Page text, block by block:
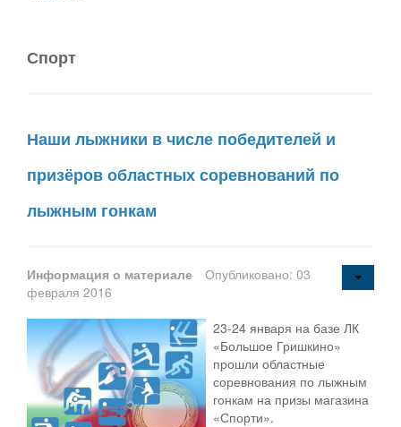
Спорт
Наши лыжники в числе победителей и
призёров областных соревнований по
лыжным гонкам
Информация о материале
Опубликовано: 03
февраля 2016
23-24 января на базе ЛК
«Большое Гришкино»
прошли областные
соревнования по лыжным
гонкам на призы магазина
«Спорти».